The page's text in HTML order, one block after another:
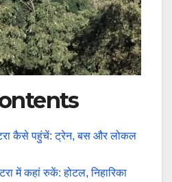
कैसे पहुंचें: ट्रेन, बस और लोकल
में कहां रुकें: होटल, निहारिका